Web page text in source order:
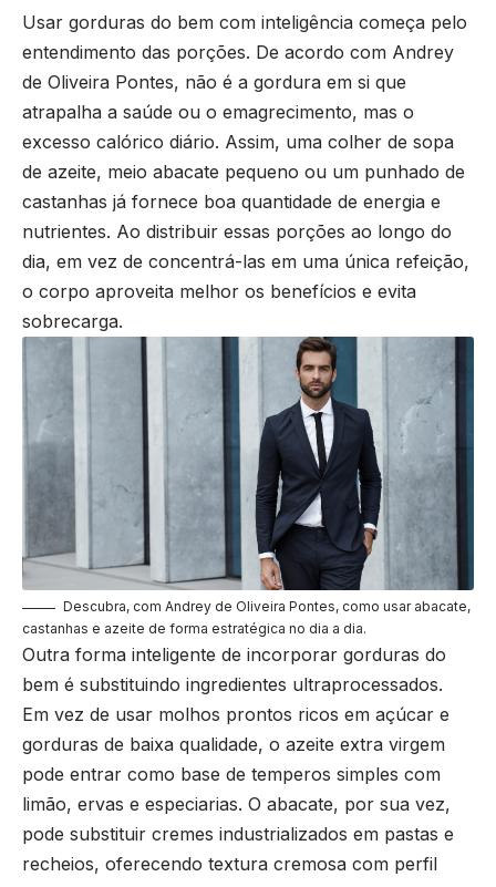
Usar gorduras do bem com inteligência começa pelo
entendimento das porções. De acordo com Andrey
de Oliveira Pontes, não é a gordura em si que
atrapalha a saúde ou o emagrecimento, mas o
excesso calórico diário. Assim, uma colher de sopa
de azeite, meio abacate pequeno ou um punhado de
castanhas já fornece boa quantidade de energia e
nutrientes. Ao distribuir essas porções ao longo do
dia, em vez de concentrá-las em uma única refeição,
o corpo aproveita melhor os benefícios e evita
sobrecarga.
Descubra, com Andrey de Oliveira Pontes, como usar abacate,
castanhas e azeite de forma estratégica no dia a dia.
Outra forma inteligente de incorporar gorduras do
bem é substituindo ingredientes ultraprocessados.
Em vez de usar molhos prontos ricos em açúcar e
gorduras de baixa qualidade, o azeite extra virgem
pode entrar como base de temperos simples com
limão, ervas e especiarias. O abacate, por sua vez,
pode substituir cremes industrializados em pastas e
recheios, oferecendo textura cremosa com perfil